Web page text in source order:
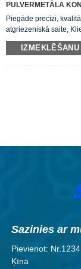
PULVERMETĀLA
Piegāde precīzi,
atgriezeniskā saite,
IZMEKLĒŠANU
Sazinies ar
Pievienot:
Ķīna